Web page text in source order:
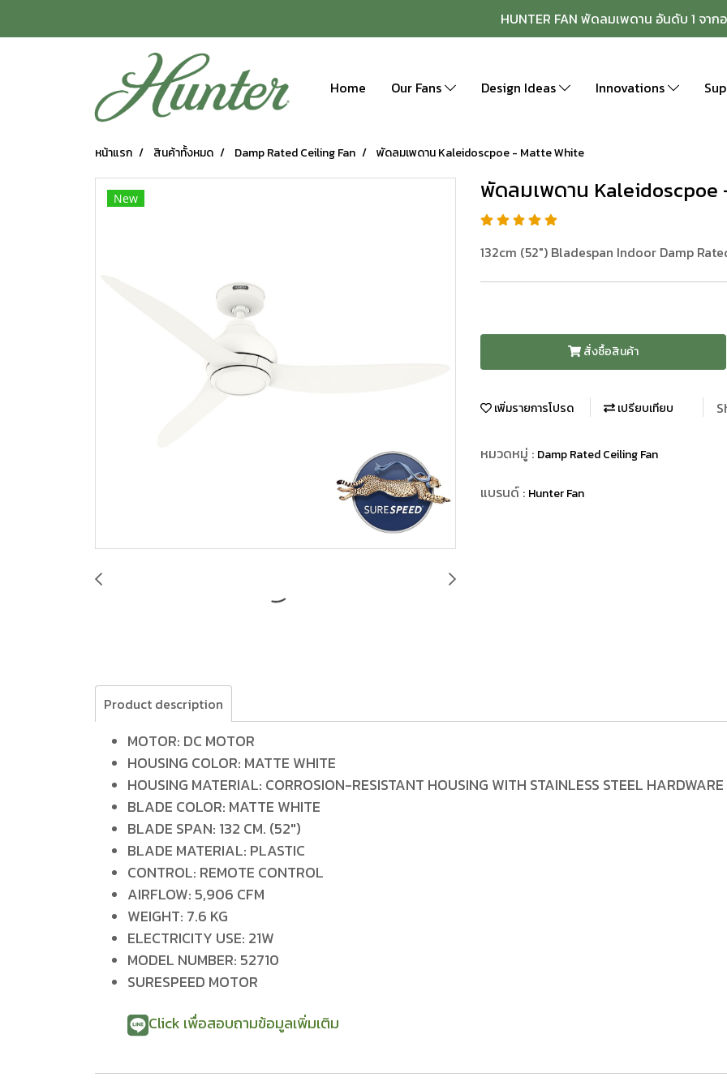
HUNTER FAN พัดลมเพดาน อันดับ 1 จาก
Home Our Fans Design Ideas Innovations
หน้าแรก สินค้าทั้งหมด Damp Rated Ceiling Fan พัดลมเพดาน Kaleidoscpoe - Matte White
New พัดลมเพดาน Kaleidoscpoe
132cm (52") Bladespan Indoor Damp
สั่งซื้อสินค้า
เพิ่มรายการโปรด เปรียบเทียบ
หมวดหมู่ : Damp Rated Ceiling Fan
แบรนด์ : Hunter Fan
Product description
MOTOR: DC MOTOR
HOUSING COLOR: MATTE WHITE
HOUSING MATERIAL: CORROSION-RESISTANT HOUSING WITH STAINLESS STEEL HARDWARE
BLADE COLOR: MATTE WHITE
BLADE SPAN: 132 CM. (52")
BLADE MATERIAL: PLASTIC
CONTROL: REMOTE CONTROL
AIRFLOW: 5,906 CFM
WEIGHT: 7.6 KG
ELECTRICITY USE: 21W
MODEL NUMBER: 52710
SURESPEED MOTOR
Click เพื่อสอบถามข้อมูลเพิ่มเติม